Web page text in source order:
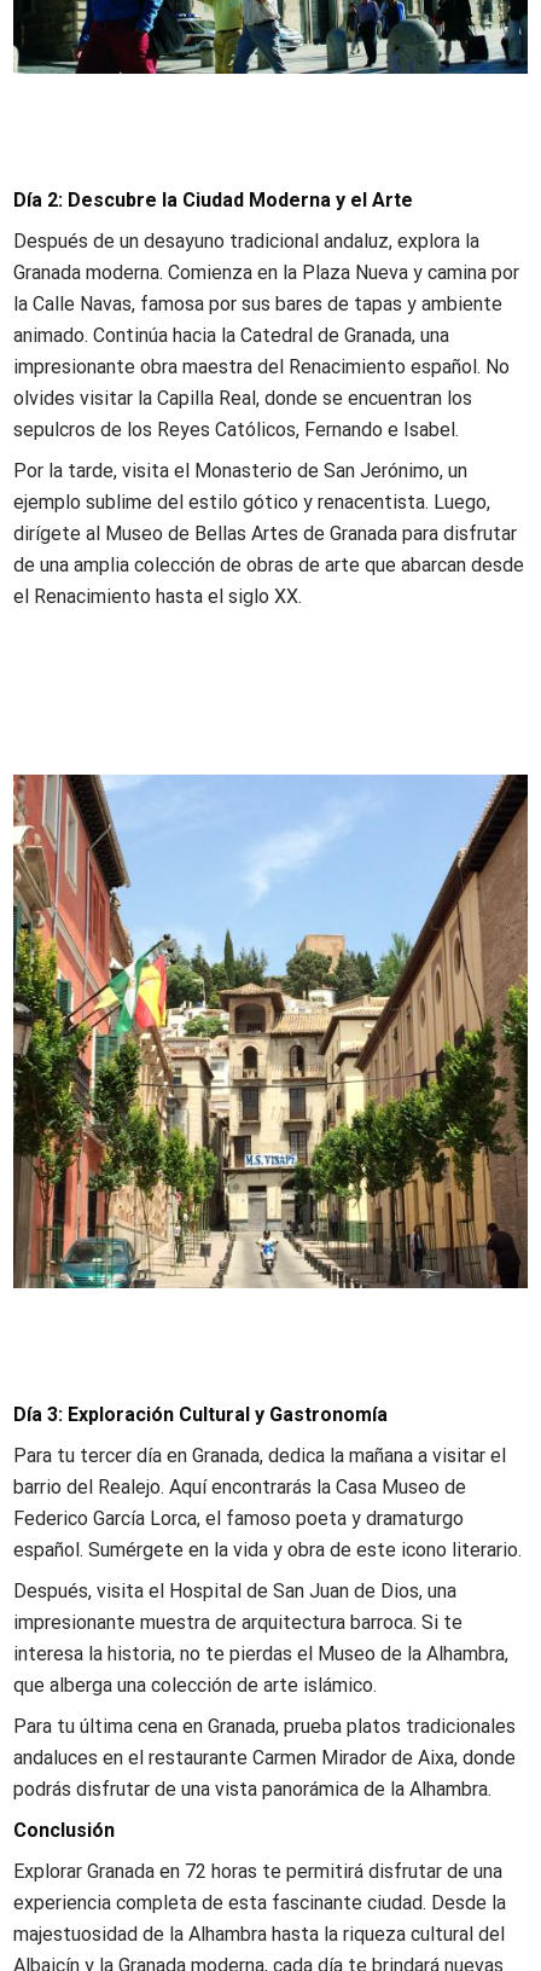
Día 2: Descubre la Ciudad Moderna y el Arte
Después de un desayuno tradicional andaluz, explora la
Granada moderna. Comienza en la Plaza Nueva y camina por
la Calle Navas, famosa por sus bares de tapas y ambiente
animado. Continúa hacia la Catedral de Granada, una
impresionante obra maestra del Renacimiento español. No
olvides visitar la Capilla Real, donde se encuentran los
sepulcros de los Reyes Católicos, Fernando e Isabel.
Por la tarde, visita el Monasterio de San Jerónimo, un
ejemplo sublime del estilo gótico y renacentista. Luego,
dirígete al Museo de Bellas Artes de Granada para disfrutar
de una amplia colección de obras de arte que abarcan desde
el Renacimiento hasta el siglo XX.
Imagen
Día 3: Exploración Cultural y Gastronomía
Para tu tercer día en Granada, dedica la mañana a visitar el
barrio del Realejo. Aquí encontrarás la Casa Museo de
Federico García Lorca, el famoso poeta y dramaturgo
español. Sumérgete en la vida y obra de este icono literario.
Después, visita el Hospital de San Juan de Dios, una
impresionante muestra de arquitectura barroca. Si te
interesa la historia, no te pierdas el Museo de la Alhambra,
que alberga una colección de arte islámico.
Para tu última cena en Granada, prueba platos tradicionales
andaluces en el restaurante Carmen Mirador de Aixa, donde
podrás disfrutar de una vista panorámica de la Alhambra.
Conclusión
Explorar Granada en 72 horas te permitirá disfrutar de una
experiencia completa de esta fascinante ciudad. Desde la
majestuosidad de la Alhambra hasta la riqueza cultural del
Albaicín y la Granada moderna, cada día te brindará nuevas